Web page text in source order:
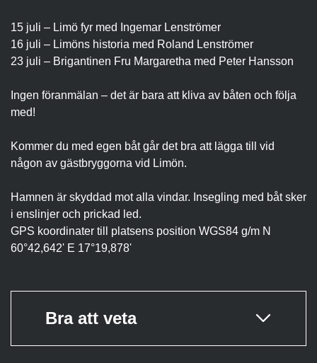
15 juli – Limö fyr med Ingemar Lenströmer
16 juli – Limöns historia med Roland Lenströmer
23 juli – Brigantinen Fru Margaretha med Peter Hansson
Ingen föranmälan – det är bara att kliva av båten och följa
med!
Kommer du med egen båt går det bra att lägga till vid
någon av gästbryggorna vid Limön.
Hamnen är skyddad mot alla vindar. Insegling med båt sker
i enslinjer och prickad led.
GPS koordinater till platsens position WGS84 g/m N
60°42,642ʹ E 17°19,878ʹ
Bra att veta